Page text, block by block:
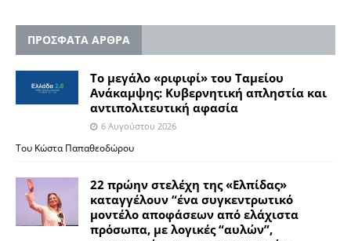
ΠΡΟΣΦΑΤΑ ΑΡΘΡΑ
Το μεγάλο «ριφιφί» του Ταμείου
Ανάκαμψης: Κυβερνητική απληστία και
αντιπολιτευτική αφασία
6 Αυγούστου 2026
Του Κώστα Παπαθεοδώρου
22 πρώην στελέχη της «Ελπίδας»
καταγγέλουν “ένα συγκεντρωτικό
μοντέλο αποφάσεων από ελάχιστα
πρόσωπα, με λογικές “αυλών”,